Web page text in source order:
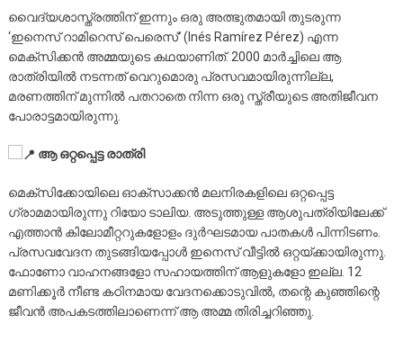
​വൈദ്യശാസ്ത്രത്തിന് ഇന്നും ഒരു അത്ഭുതമായി തുടരുന്ന
‘ഇനെസ് റാമിറെസ് പെരെസ്’ (Inés Ramírez Pérez) എന്ന
മെക്സിക്കൻ അമ്മയുടെ കഥയാണിത്. 2000 മാർച്ചിലെ ആ
രാത്രിയിൽ നടന്നത് വെറുമൊരു പ്രസവമായിരുന്നില്ല,
മരണത്തിന് മുന്നിൽ പതറാതെ നിന്ന ഒരു സ്ത്രീയുടെ അതിജീവന
പോരാട്ടമായിരുന്നു.
ആ ഒറ്റപ്പെട്ട രാത്രി
​മെക്സിക്കോയിലെ ഓക്സാക്കൻ മലനിരകളിലെ ഒറ്റപ്പെട്ട
ഗ്രാമമായിരുന്നു റിയോ ടാലിയ. അടുത്തുള്ള ആശുപത്രിയിലേക്ക്
എത്താൻ കിലോമീറ്ററുകളോളം ദുർഘടമായ പാതകൾ പിന്നിടണം.
പ്രസവവേദന തുടങ്ങിയപ്പോൾ ഇനെസ് വീട്ടിൽ ഒറ്റയ്ക്കായിരുന്നു.
ഫോണോ വാഹനങ്ങളോ സഹായത്തിന് ആളുകളോ ഇല്ല. 12
മണിക്കൂർ നീണ്ട കഠിനമായ വേദനക്കൊടുവിൽ, തന്റെ കുഞ്ഞിന്റെ
ജീവൻ അപകടത്തിലാണെന്ന് ആ അമ്മ തിരിച്ചറിഞ്ഞു.